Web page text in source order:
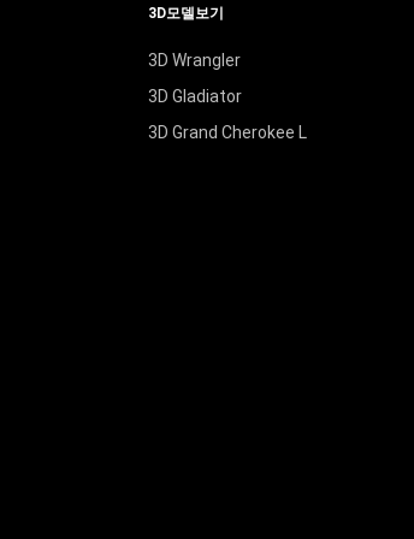
3D모델보기
3D Wrangler
3D Gladiator
3D Grand Cherokee L